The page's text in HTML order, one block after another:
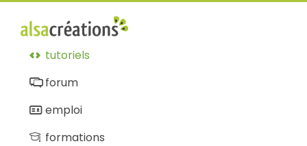
tutoriels
forum
emploi
formations